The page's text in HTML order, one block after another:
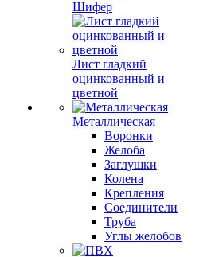
Шифер
Лист гладкий
оцинкованный и
цветной
Металлическая
Воронки
Желоба
Заглушки
Колена
Крепления
Соединители
Труба
Углы желобов